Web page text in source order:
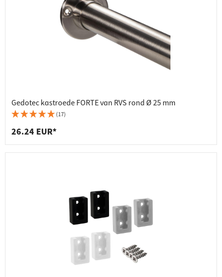
Gedotec kastroede FORTE van RVS rond Ø 25 mm
(17)
26.24 EUR*